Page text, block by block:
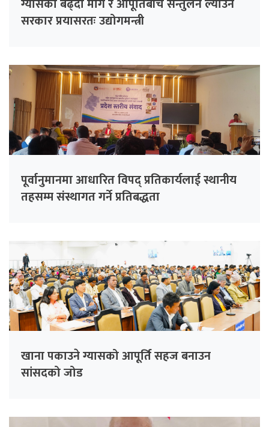
ग्यासको बढ्दो माग र आपूर्तिबीच सन्तुलन ल्याउन
सरकार प्रयासरतः उद्योगमन्त्री
पूर्वानुमानमा आधारित विपद् प्रतिकार्यलाई स्थानीय
तहसम्म संस्थागत गर्ने प्रतिबद्धता
खाना पकाउने ग्यासको आपूर्ति सहज बनाउन
सांसदको जोड